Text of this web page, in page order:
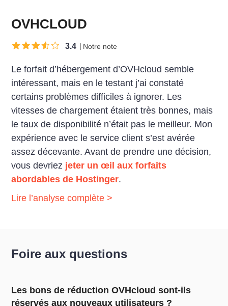
OVHCLOUD
3.4 Notre note
Le forfait d’hébergement d’OVHcloud semble
intéressant, mais en le testant j’ai constaté
certains problèmes difficiles à ignorer. Les
vitesses de chargement étaient très bonnes, mais
le taux de disponibilité n’était pas le meilleur. Mon
expérience avec le service client s’est avérée
assez décevante. Avant de prendre une décision,
vous devriez jeter un œil aux forfaits
abordables de Hostinger.
Lire l’analyse complète >
Foire aux questions
Les bons de réduction OVHcloud sont-ils
réservés aux nouveaux utilisateurs ?